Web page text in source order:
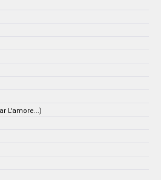
L'amore...)